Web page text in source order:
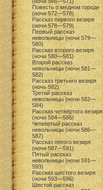
Повесть о медном городе
(ночи 572—578)
Рассказ первого везиря
(ночи 578—579)
Первый рассказ
невольницы (ночи 579—
580)
Рассказ второго везиря
(ночи 580—581)
Второй рассказ
невольницы (ночи 581—
582)
Рассказ третьего везиря
(ночь 582)
Третий рассказ
невольницы (ночи 582—
584)
Рассказ четвёртого везиря
(ночи 584—586)
Четвёртый рассказ
невольницы (ночи 586—
587)
Рассказ пятого везиря
(ночи 587—591)
Пятый рассказ
невольницы (ночи 591—
593)
Рассказ шестого везиря
(ночи 593—596)
Шестой рассказ